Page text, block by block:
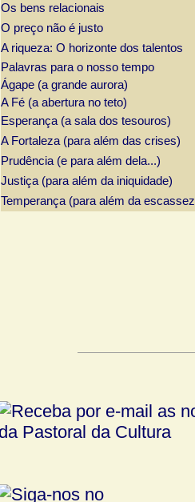
Os bens relacionais
O preço não é justo
A riqueza: O horizonte dos talentos
Palavras para o nosso tempo
Ágape (a grande aurora)
A Fé (a abertura no teto)
Esperança (a sala dos tesouros)
A Fortaleza (para além das crises)
Prudência (e para além dela...)
Justiça (para além da iniquidade)
Temperança (para além da